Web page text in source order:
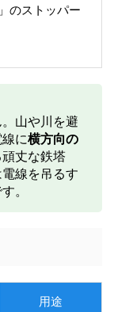
のストッパー
山や川を避
に横方向の
丈な鉄塔
線を吊るす
。
用途